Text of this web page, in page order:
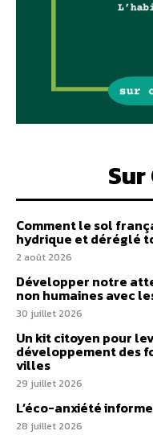
Comment le sol
hydrique et déréglé
2 août 2026
Développer notre
non humaines avec
30 juillet 2026
Un kit citoyen pour
développement des
villes
29 juillet 2026
L’éco-anxiété
28 juillet 2026